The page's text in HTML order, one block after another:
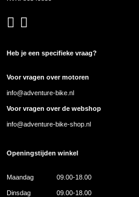
Heb je een specifieke vraag?
Voor vragen over motoren
info@adventure-bike.nl
Voor vragen over de webshop
info@adventure-bike-shop.nl
Openingstijden winkel
Maandag 09.00-18.00
Dinsdag 09.00-18.00